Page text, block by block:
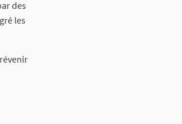
des
les